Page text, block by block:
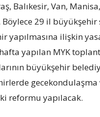
Balıkesir, Van,
29 il
yapılmasına ilişkin
yapılan MYK
büyükşehir
reformu yapılacak.